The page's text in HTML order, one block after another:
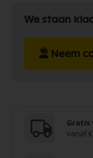
We staan
Neem
Gratis
vanaf